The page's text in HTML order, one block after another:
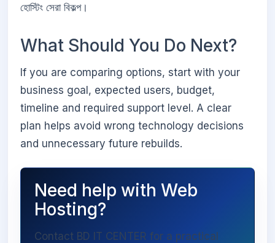
হোস্টিং সেরা বিকল্প।
What Should You Do Next?
If you are comparing options, start with your
business goal, expected users, budget,
timeline and required support level. A clear
plan helps avoid wrong technology decisions
and unnecessary future rebuilds.
Need help with Web
Hosting?
Contact BD IT CENTER for a practical